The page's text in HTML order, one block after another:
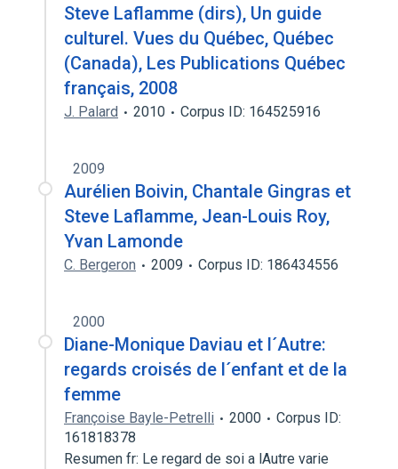
Steve Laflamme (dirs), Un guide
culturel. Vues du Québec, Québec
(Canada), Les Publications Québec
français, 2008
J. Palard 2010 Corpus ID: 164525916
2009
Aurélien Boivin, Chantale Gingras et
Steve Laflamme, Jean-Louis Roy,
Yvan Lamonde
C. Bergeron 2009 Corpus ID: 186434556
2000
Diane-Monique Daviau et l´Autre:
regards croisés de l´enfant et de la
femme
Françoise Bayle-Petrelli 2000
Corpus ID:
161818378
Resumen fr: Le regard de soi a lAutre varie